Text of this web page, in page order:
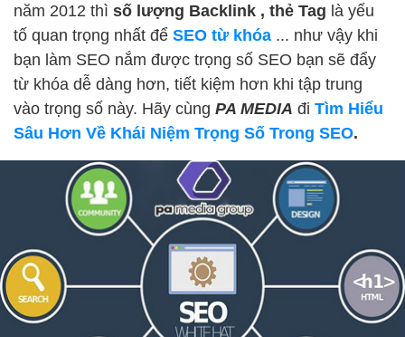
năm 2012 thì số lượng Backlink , thẻ Tag là yếu
tố quan trọng nhất để SEO từ khóa ... như vậy khi
bạn làm SEO nắm được trọng số SEO bạn sẽ đẩy
từ khóa dễ dàng hơn, tiết kiệm hơn khi tập trung
vào trọng số này. Hãy cùng PA MEDIA đi Tìm Hiểu
Sâu Hơn Về Khái Niệm Trọng Số Trong SEO.